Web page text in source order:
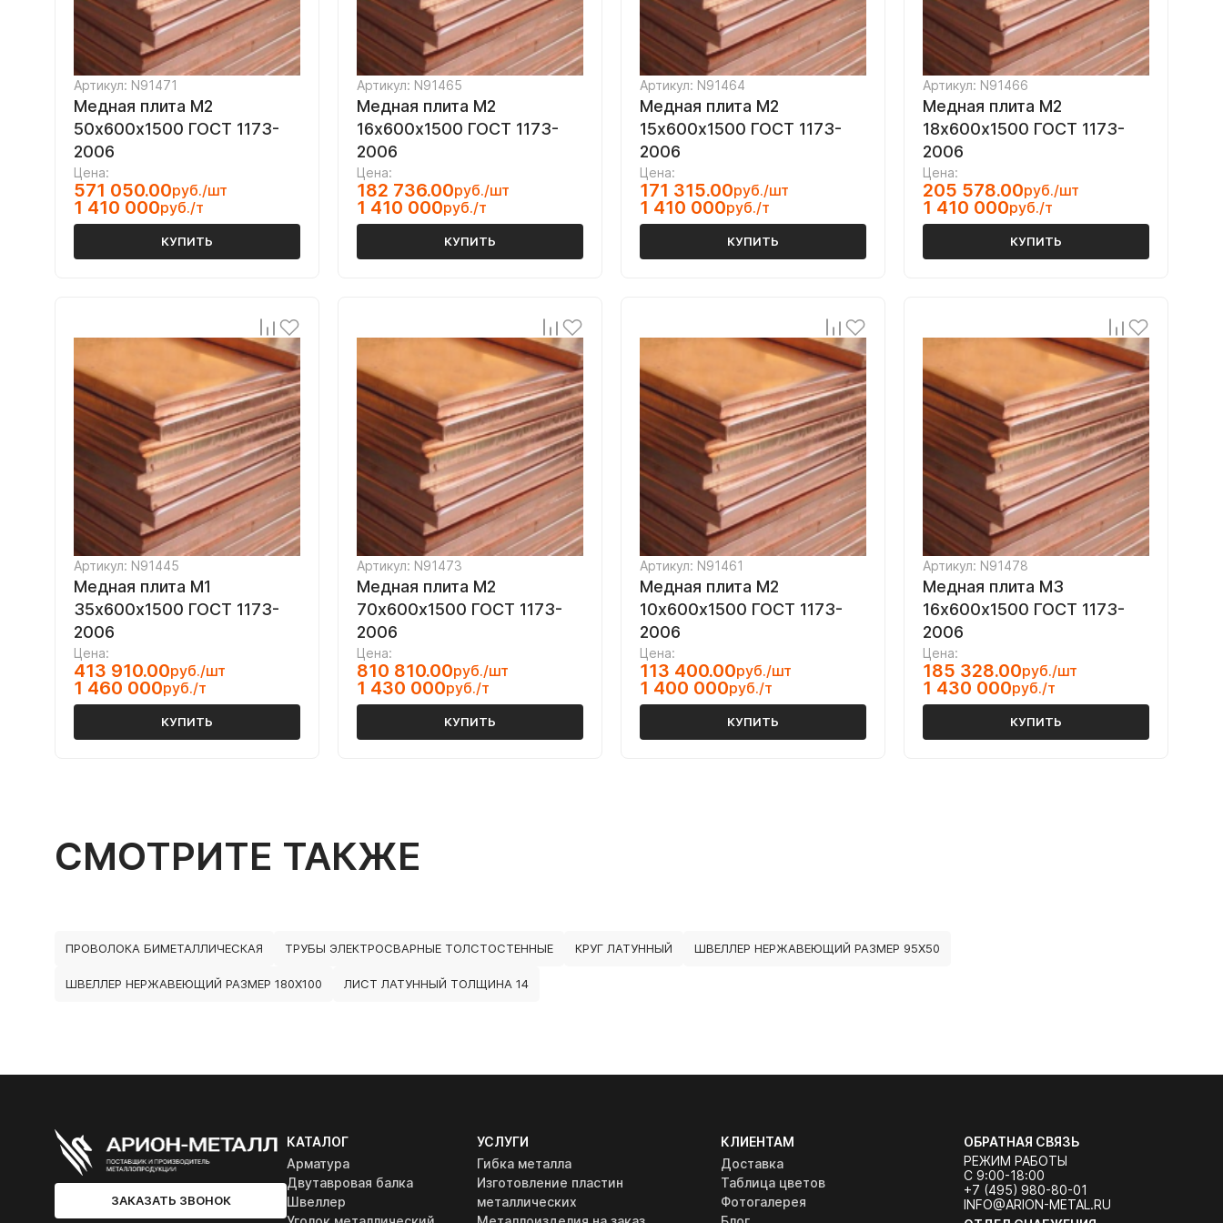
Артикул: N91471
Медная плита M2
50х600х1500 ГОСТ 1173-
2006
Цена:
571 050.00руб./шт
1 410 000руб./т
КУПИТЬ
Артикул: N91465
Медная плита M2
16х600х1500 ГОСТ 1173-
2006
Цена:
182 736.00руб./шт
1 410 000руб./т
КУПИТЬ
Артикул: N91464
Медная плита M2
15х600х1500 ГОСТ 1173-
2006
Цена:
171 315.00руб./шт
1 410 000руб./т
КУПИТЬ
Артикул: N91466
Медная плита M2
18х600х1500 ГОСТ 1173-
2006
Цена:
205 578.00руб./шт
1 410 000руб./т
КУПИТЬ
Артикул: N91445
Медная плита М1
35x600х1500 ГОСТ 1173-
2006
Цена:
413 910.00руб./шт
1 460 000руб./т
КУПИТЬ
Артикул: N91473
Медная плита M2
70х600х1500 ГОСТ 1173-
2006
Цена:
810 810.00руб./шт
1 430 000руб./т
КУПИТЬ
Артикул: N91461
Медная плита M2
10х600х1500 ГОСТ 1173-
2006
Цена:
113 400.00руб./шт
1 400 000руб./т
КУПИТЬ
Артикул: N91478
Медная плита M3
16х600х1500 ГОСТ 1173-
2006
Цена:
185 328.00руб./шт
1 430 000руб./т
КУПИТЬ
СМОТРИТЕ ТАКЖЕ
ПРОВОЛОКА БИМЕТАЛЛИЧЕСКАЯ ТРУБЫ ЭЛЕКТРОСВАРНЫЕ ТОЛСТОСТЕННЫЕ КРУГ ЛАТУННЫЙ ШВЕЛЛЕР НЕРЖАВЕЮЩИЙ РАЗМЕР 95Х50
ШВЕЛЛЕР НЕРЖАВЕЮЩИЙ РАЗМЕР 180Х100 ЛИСТ ЛАТУННЫЙ ТОЛЩИНА 14
ЗАКАЗАТЬ ЗВОНОК
КАТАЛОГ
Арматура
Двутавровая балка
Швеллер
УСЛУГИ
Гибка металла
Изготовление пластин
металлических
КЛИЕНТАМ
Доставка
Таблица цветов
Фотогалерея
ОБРАТНАЯ СВЯЗЬ
РЕЖИМ РАБОТЫ
С 9:00-18:00
+7 (495) 980-80-01
INFO@ARION-METAL.RU